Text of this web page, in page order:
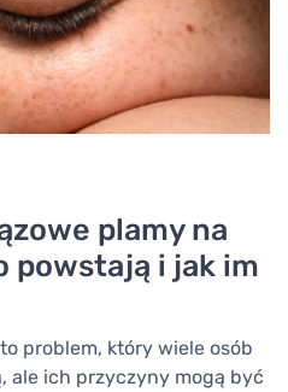
plamy na
powstają i jak im
problem, który wiele osób
ale ich przyczyny mogą być